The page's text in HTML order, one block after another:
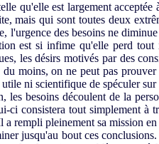
qu'elle est largement
mais qui sont toutes deux
l'urgence des besoins ne
est si infime qu'elle perd
les désirs motivés par des
moins, on ne peut pas
ni scientifique de spéculer
les besoins découlent de la
ci consistera tout simplement à
a rempli pleinement sa mission
jusqu'au bout ces